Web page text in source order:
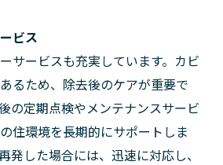
ビス
サービスも充実しています。カビ
るため、除去後のケアが重要で
の定期点検やメンテナンスサービ
住環境を長期的にサポートしま
発した場合には、迅速に対応し、